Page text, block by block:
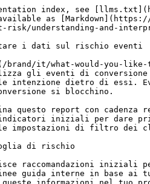
fornisce raccomandazioni iniziali per interpretare le percentuali di rischio e valutare dove la tua attenzione è più preziosa. Tuttavia, ti invitiamo a sviluppare linee guida interne in base ai tuoi obiettivi aziendali e alla tua tolleranza al rischio. Usa questi segmenti di rischio come base per valutare le prestazioni e integra queste informazioni nel tuo processo decisionale quando verifichi la qualità del traffico.

<table><thead><tr><th width="142.7578125">Rischio %</th><th width="176.12890625">Focus suggerito</th><th>Definizione</th></tr></thead><tbody><tr><td>0-5%</td><td>Monitora</td><td>I livelli di rischio rimangono bassi, spesso a causa di falsi positivi o di anomalie minori. Inserisci i codici motivo per individuare il rischio elevato. Alcuni flag ad alta gravità, come il conversion spoofing, sono motivo di preoccupazione anche a volumi molto bassi e devono essere esaminati immediatamente.</td></tr><tr><td>5-10%</td><td>Esamina più da vicino</td><td>Il rischio a questo livello può richiedere un'analisi più approfondita. Visualizza prima i codici motivo nel report Rischio per partner e consulta la guida ai codici motivo per capire quali codici vengono attivati e se il rischio è concentrato in specifiche sottofonti. Valuta di contattare il partner per capire come genera traffico.</td></tr><tr><td>10-20%</td><td>Indaga</td><td>Un livello di rischio notevole. Vale la pena avere una conversazione con il partner sulle sue fonti di traffico e sui metodi promozionali. Esamina i dati interni per stabilire se poche fonti siano responsabili della maggior parte degli eventi segnalati. Ad esempio, se i lead si stanno convertendo, se gli articoli venduti vengono restituiti oppure se i